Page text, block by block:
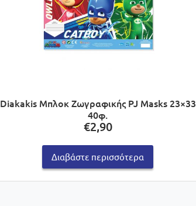
Diakakis Μπλοκ Ζωγραφικής PJ Masks 23×33
40φ.
€2,90
Διαβάστε περισσότερα